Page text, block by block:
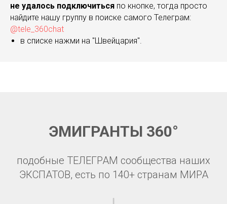
не удалось подключиться по кнопке, тогда просто
найдите нашу группу в поиске самого Телеграм:
@tele_360chat
в списке нажми на "Швейцария".
ЭМИГРАНТЫ 360°
подобные ТЕЛЕГРАМ сообщества наших
ЭКСПАТОВ, есть по 140+ странам МИРА